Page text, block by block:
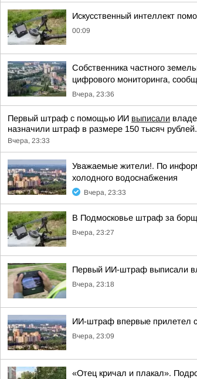
Искусственный интеллект
00:09
Собственника частного
цифрового мониторинга,
Вчера, 23:36
Первый штраф с помощью ИИ выписали
назначили штраф в размере 150 тысяч
Вчера, 23:33
Уважаемые жители!. По
холодного водоснабжения
Вчера, 23:33
В Подмосковье штраф за
Вчера, 23:27
Первый ИИ-штраф выписали
Вчера, 23:18
ИИ-штраф впервые прилетел
Вчера, 23:09
«Отец кричал и плакал».